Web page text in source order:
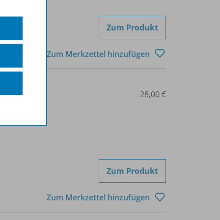
Zum Produkt
Zum Merkzettel hinzufügen
129669 28,00 €
Zum Produkt
Zum Merkzettel hinzufügen